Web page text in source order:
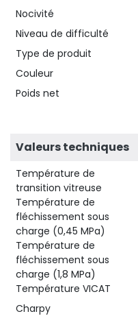
Nocivité
Niveau de difficulté
Type de produit
Couleur
Poids net
Valeurs techniques
Température de
transition vitreuse
Température de
fléchissement sous
charge (0,45 MPa)
Température de
fléchissement sous
charge (1,8 MPa)
Température VICAT
Charpy